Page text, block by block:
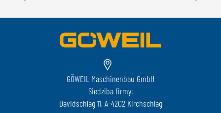
GÖWEIL Maschinenbau GmbH
Siedziba firmy:
Davidschlag 11, A-4202 Kirchschlag